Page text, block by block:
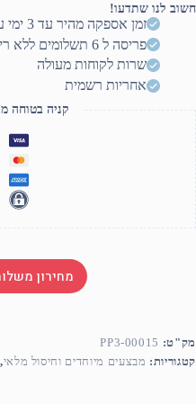
חשוב לנו שתדעו!
זמן אספקה מהיר עד 3 ימי עסקים
פריסה ל 6 תשלומים ללא ריבית (יותר? דברו איתנו)
שרות לקוחות מעולה
אחריות רשמית
קניה בטוחה
מחירון
מק"ט: PP3-00015
קטגוריות: מבצעים מיוחדים וחיסול מלאי,